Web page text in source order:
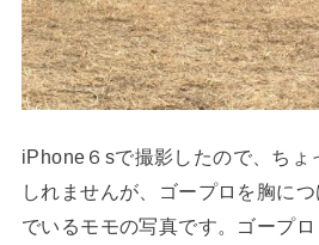
iPhone６sで撮影したので、ちょ
しれませんが、ゴープロを胸に
でいるモモの写真です。ゴープ